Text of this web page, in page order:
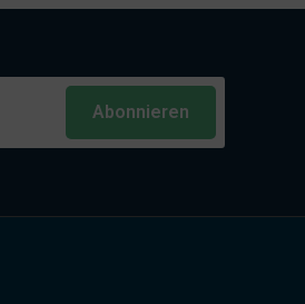
Abonnieren